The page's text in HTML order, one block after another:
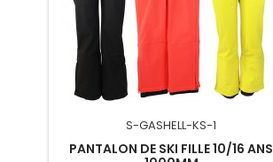
S-GASHELL-KS-1
PANTALON DE SKI FILLE 10/16 ANS